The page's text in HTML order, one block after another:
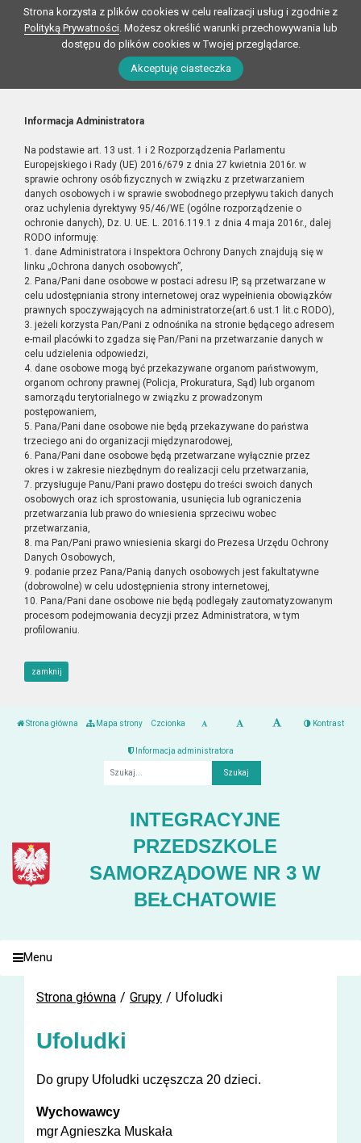
Strona korzysta z plików cookies w celu realizacji usług i zgodnie z
Polityką Prywatności. Możesz określić warunki przechowywania lub
dostępu do plików cookies w Twojej przeglądarce.
Akceptuję ciasteczka
Informacja Administratora
Na podstawie art. 13 ust. 1 i 2 Rozporządzenia Parlamentu
Europejskiego i Rady (UE) 2016/679 z dnia 27 kwietnia 2016r. w
sprawie ochrony osób fizycznych w związku z przetwarzaniem
danych osobowych i w sprawie swobodnego przepływu takich danych
oraz uchylenia dyrektywy 95/46/WE (ogólne rozporządzenie o
ochronie danych), Dz. U. UE. L. 2016.119.1 z dnia 4 maja 2016r., dalej
RODO informuję:
1. dane Administratora i Inspektora Ochrony Danych znajdują się w
linku „Ochrona danych osobowych”,
2. Pana/Pani dane osobowe w postaci adresu IP, są przetwarzane w
celu udostępniania strony internetowej oraz wypełnienia obowiązków
prawnych spoczywających na administratorze(art.6 ust.1 lit.c RODO),
3. jeżeli korzysta Pan/Pani z odnośnika na stronie będącego adresem
e-mail placówki to zgadza się Pan/Pani na przetwarzanie danych w
celu udzielenia odpowiedzi,
4. dane osobowe mogą być przekazywane organom państwowym,
organom ochrony prawnej (Policja, Prokuratura, Sąd) lub organom
samorządu terytorialnego w związku z prowadzonym
postępowaniem,
5. Pana/Pani dane osobowe nie będą przekazywane do państwa
trzeciego ani do organizacji międzynarodowej,
6. Pana/Pani dane osobowe będą przetwarzane wyłącznie przez
okres i w zakresie niezbędnym do realizacji celu przetwarzania,
7. przysługuje Panu/Pani prawo dostępu do treści swoich danych
osobowych oraz ich sprostowania, usunięcia lub ograniczenia
przetwarzania lub prawo do wniesienia sprzeciwu wobec
przetwarzania,
8. ma Pan/Pani prawo wniesienia skargi do Prezesa Urzędu Ochrony
Danych Osobowych,
9. podanie przez Pana/Panią danych osobowych jest fakultatywne
(dobrowolne) w celu udostępnienia strony internetowej,
10. Pana/Pani dane osobowe nie będą podlegały zautomatyzowanym
procesom podejmowania decyzji przez Administratora, w tym
profilowaniu.
zamknij
Strona główna Mapa strony Czcionka Kontrast
Informacja administratora
INTEGRACYJNE
PRZEDSZKOLE
SAMORZĄDOWE NR 3 W
BEŁCHATOWIE
Menu
Strona główna Grupy Ufoludki
Ufoludki
Do grupy Ufoludki uczęszcza 20 dzieci.
Wychowawcy
mgr Agnieszka Muskała